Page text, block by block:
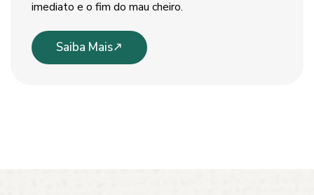
imediato e o fim do mau cheiro.
Saiba Mais